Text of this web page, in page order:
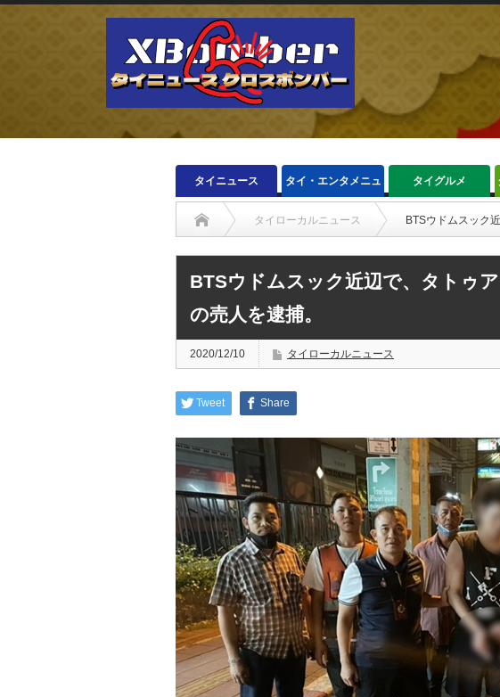
タイニュース タイ・エンタメニュ タイグルメ
タイローカルニュース BTSウドムスック
BTSウドムスック近辺で、タトゥ
の売人を逮捕。
2020/12/10 タイローカルニュース
Tweet Share